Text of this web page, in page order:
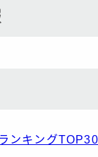
ンキングTOP30